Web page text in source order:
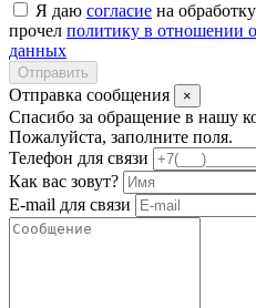
Я даю согласие на
прочел политику в отношении
данных
Отправить
Отправка сообщения ×
Спасибо за обращение в нашу
Пожалуйста, заполните поля.
Телефон для связи
Как вас зовут?
E-mail для связи